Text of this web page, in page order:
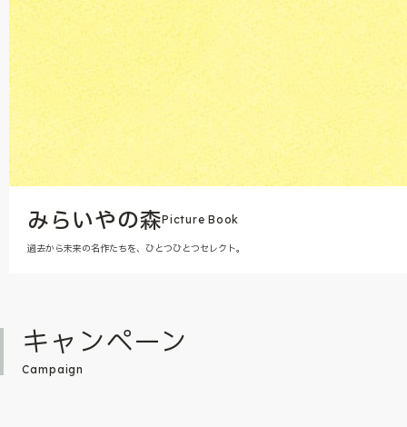
みらいやの森Picture Book
過去から未来の名作たちを、ひとつひとつセレクト。
キャンペーン
Campaign